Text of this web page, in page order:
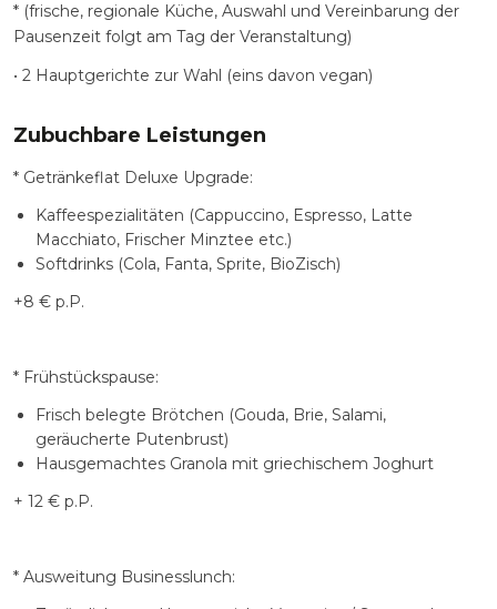
* (frische, regionale Küche, Auswahl und Vereinbarung der
Pausenzeit folgt am Tag der Veranstaltung)
• 2 Hauptgerichte zur Wahl (eins davon vegan)
Zubuchbare Leistungen
* Getränkeflat Deluxe Upgrade:
Kaffeespezialitäten (Cappuccino, Espresso, Latte
Macchiato, Frischer Minztee etc.)
Softdrinks (Cola, Fanta, Sprite, BioZisch)
+8 € p.P.
* Frühstückspause:
Frisch belegte Brötchen (Gouda, Brie, Salami,
geräucherte Putenbrust)
Hausgemachtes Granola mit griechischem Joghurt
+ 12 € p.P.
* Ausweitung Businesslunch: